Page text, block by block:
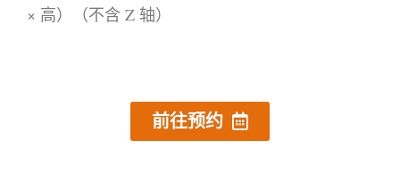
× 高）（不含 Z 轴）
前往预约